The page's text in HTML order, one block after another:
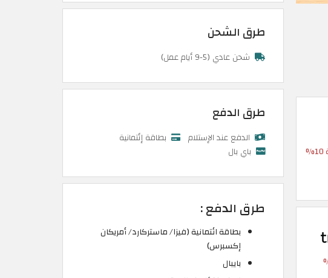
طرق الشحن
شحن عادي (5-9 أيام عمل)
طرق الدفع
الدفع عند الإستلام
بطاقة إئتمانية
باي بال
طرق الدفع :
بطاقة ائتمانية (فيزا/ ماستركارد/ أمريكان
إكسبرس)
بايبال